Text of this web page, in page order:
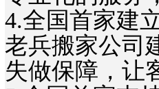
4.全国首家建
老兵搬家公司
失做保障，让